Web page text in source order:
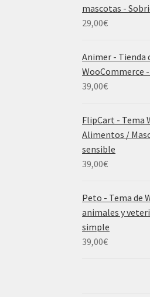
mascotas -
29,00€
Animer - Tienda
WooCommerce
39,00€
FlipCart - Tema
Alimentos /
sensible
39,00€
Peto - Tema de
animales y
simple
39,00€